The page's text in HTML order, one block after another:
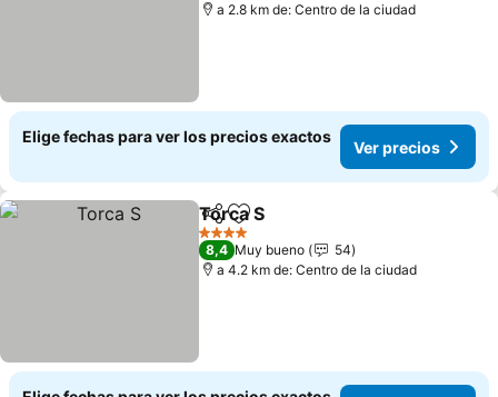
a 2.8 km de: Centro de la ciudad
Elige fechas para ver los precios exactos
Ver precios
CompartirAgregar a favoritos
Torca S
4 Estrellas
8,4 Muy bueno
54
a 4.2 km de: Centro de la ciudad